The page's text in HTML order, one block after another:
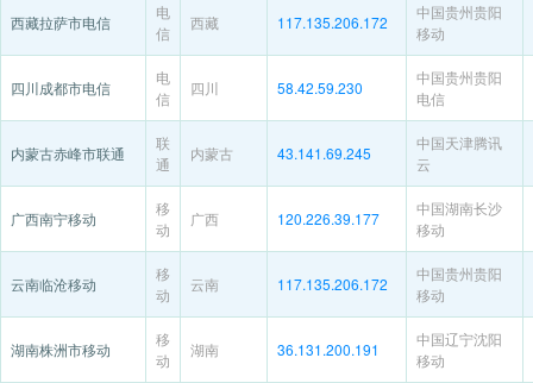
西藏拉萨市电信
电
信
西藏 117.135.206.172
中国贵州贵阳
移动
四川成都市电信
电
信
四川 58.42.59.230
中国贵州贵阳
电信
内蒙古赤峰市联通
联
通
内蒙古 43.141.69.245
中国天津腾讯
云
广西南宁移动
移
动
广西 120.226.39.177
中国湖南长沙
移动
云南临沧移动
移
动
云南 117.135.206.172
中国贵州贵阳
移动
湖南株洲市移动
移
动
湖南 36.131.200.191
中国辽宁沈阳
移动